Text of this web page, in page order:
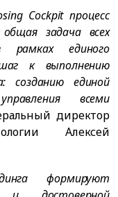
Cockpit процесс
задача всех
рамках единого
к выполнению
созданию единой
всеми
директор
Алексей
формируют